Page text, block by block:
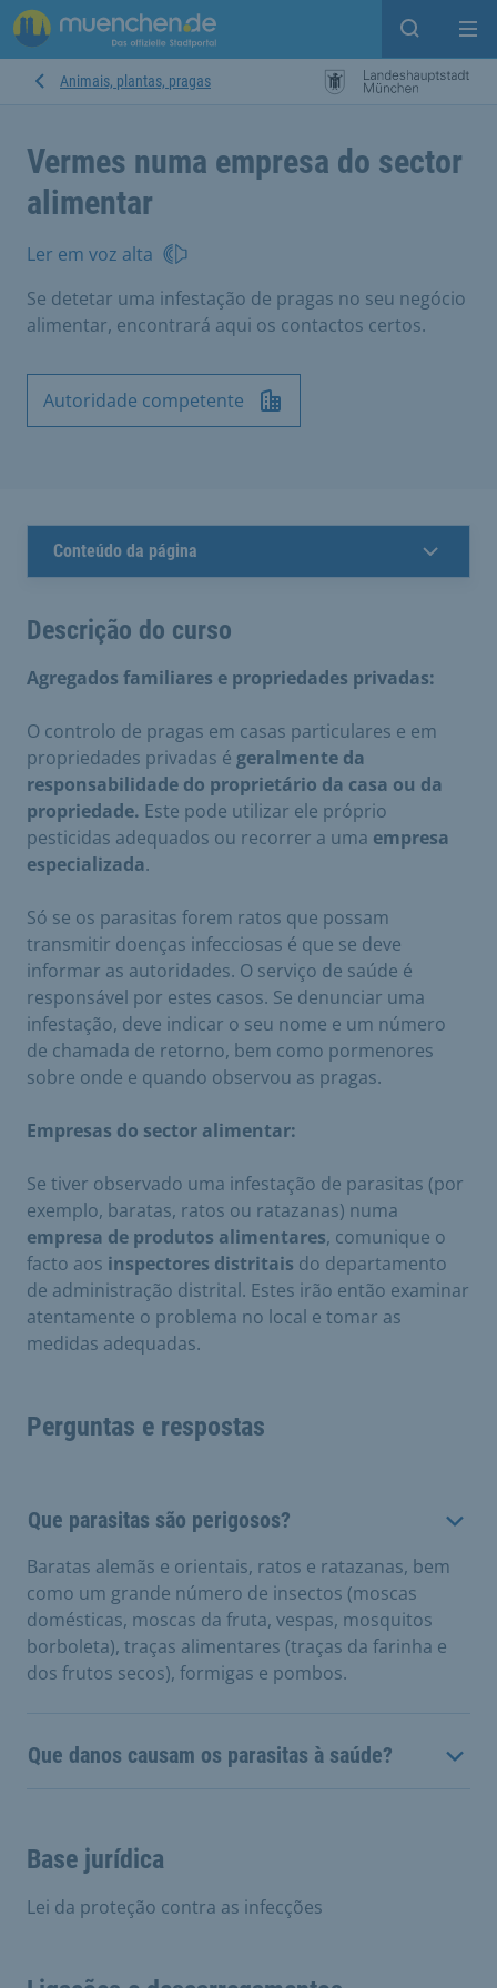
Open
Animais, plantas, pragas
Vermes numa empresa do sector
alimentar
Ler em voz alta
Se detetar uma infestação de pragas no seu negócio
alimentar, encontrará aqui os contactos certos.
Autoridade competente
Conteúdo da página
Descrição do curso
Agregados familiares e propriedades privadas:
O controlo de pragas em casas particulares e em
propriedades privadas é geralmente da
responsabilidade do proprietário da casa ou da
propriedade. Este pode utilizar ele próprio
pesticidas adequados ou recorrer a uma empresa
especializada.
Só se os parasitas forem ratos que possam
transmitir doenças infecciosas é que se deve
informar as autoridades. O serviço de saúde é
responsável por estes casos. Se denunciar uma
infestação, deve indicar o seu nome e um número
de chamada de retorno, bem como pormenores
sobre onde e quando observou as pragas.
Empresas do sector alimentar:
Se tiver observado uma infestação de parasitas (por
exemplo, baratas, ratos ou ratazanas) numa
empresa de produtos alimentares, comunique o
facto aos inspectores distritais do departamento
de administração distrital. Estes irão então examinar
atentamente o problema no local e tomar as
medidas adequadas.
Perguntas e respostas
Que parasitas são perigosos?
Baratas alemãs e orientais, ratos e ratazanas, bem
como um grande número de insectos (moscas
domésticas, moscas da fruta, vespas, mosquitos
borboleta), traças alimentares (traças da farinha e
dos frutos secos), formigas e pombos.
Que danos causam os parasitas à saúde?
Base jurídica
Lei da proteção contra as infecções